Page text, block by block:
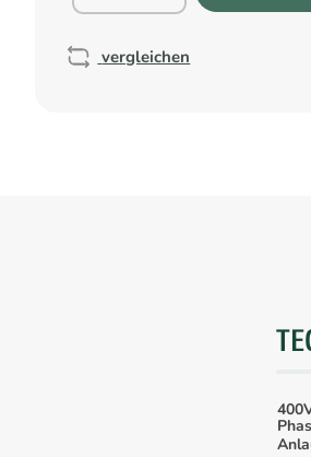
vergleichen